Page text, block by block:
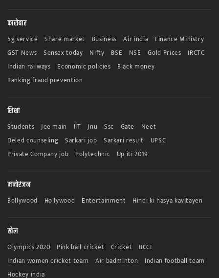
कारोबार
5g service Share market Business Air india
Finance Ministry
GST News
Sensex today Nifty BSE NSE Gold Prices
IRCTC
Indian railways
Economic policies
Black money
Banking fraud prevention
शिक्षा
Students Jee main IIT Jnu Ssc Gate
Neet
Deled counseling
Sarkari job Sarkari result
UPSC
Private Company job
Polytechnic Up iti 2019
मनोरंजन
Bollywood Hollywood Entertainment Hindi ki hasya kavitayen
खेल
Olympics 2020 Pink ball cricket Cricket
BCCI
Indian women cricket team
Air badminton
Indian football team
Hockey india